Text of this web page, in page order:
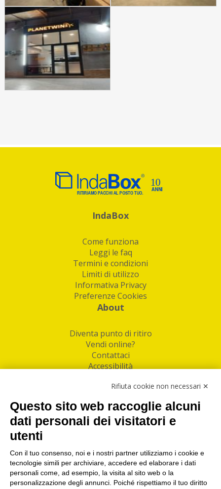
IndaBox
Come funziona
Leggi le faq
Termini e condizioni
Limiti di utilizzo
Informativa Privacy
Preferenze Cookies
About
Diventa punto di ritiro
Vendi online?
Contattaci
Accessibilità
Facebook
Linkedin
I nostri punti di ritiro e spedizione pacchi nelle
maggiori città italiane
Torino|Milano|Roma|Bologna|Firenze| Genova
Napoli|Varese
Rifiuta cookie non necessari ✕
Questo sito web raccoglie alcuni
dati personali dei visitatori e
utenti
Con il tuo consenso, noi e i nostri partner utilizziamo i cookie e
tecnologie simili per archiviare, accedere ed elaborare i dati
personali come, ad esempio, la visita al sito web o la
personalizzazione degli annunci. Poiché rispettiamo il tuo diritto